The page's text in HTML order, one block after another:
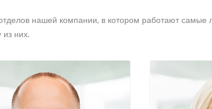
нашей компании, в котором работают
них.